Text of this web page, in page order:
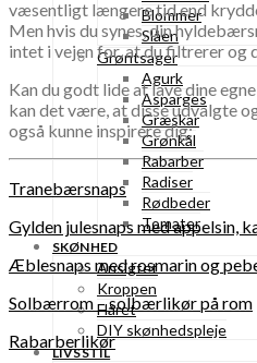
Blommer
Slåen
Grøntsager
Agurk
Asparges
Græskar
Grønkål
Rabarber
Radiser
Rødbeder
Tomater
SKØNHED
Ansigtet
Kroppen
Håret
DIY skønhedspleje
LIVSSTIL
væsentligt længere tid end
Men hvis du synes, din
intet i vejen for, at du filtrerer og
Kan du godt lide at lave dine
kan det være, at disse udvalgte
også kunne inspirere dig:
Tranebærsnaps
Gylden julesnaps med appelsin,
Æblesnaps med rosmarin og
Solbærrom – solbærlikør på rom
Rabarberlikør